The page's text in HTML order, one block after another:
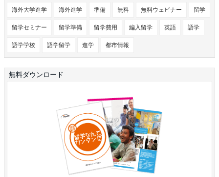
海外大学進学 海外進学 準備 無料 無料ウェビナー 留学
留学セミナー 留学準備 留学費用 編入留学 英語 語学
語学学校 語学留学 進学 都市情報
無料ダウンロード